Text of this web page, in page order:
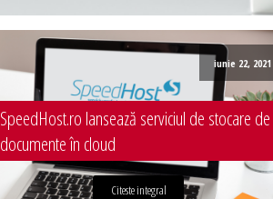
iunie 22, 2021
SpeedHost.ro lansează serviciul de stocare de
documente în cloud
Citeste integral